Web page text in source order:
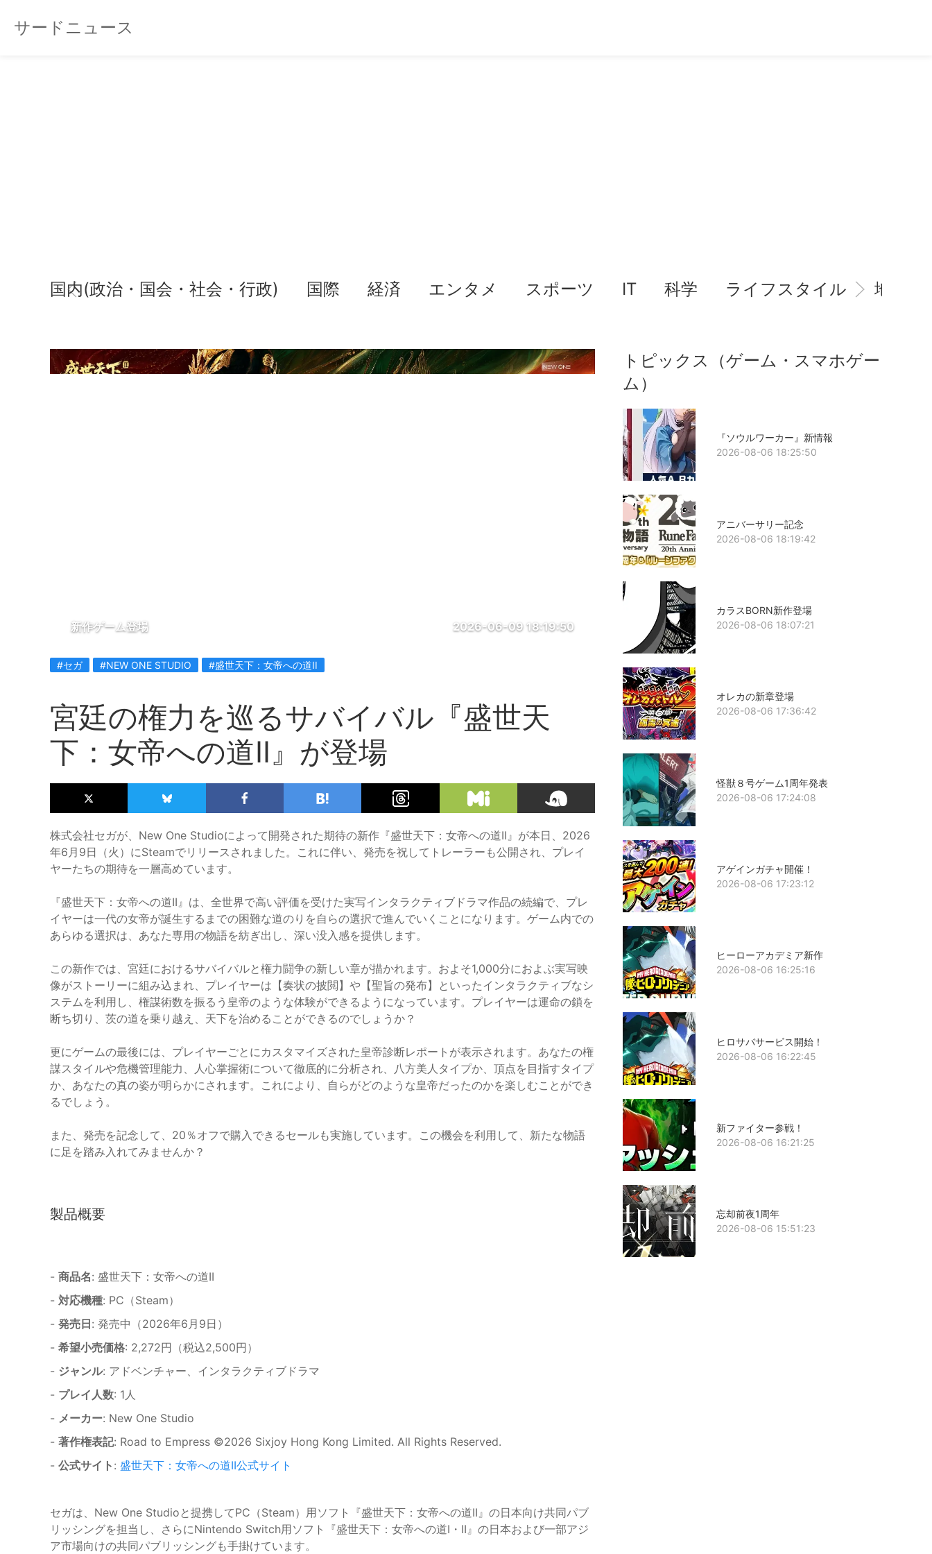
サードニュース
国内(政治・国会・社会・行政) 国際 経済 エンタメ スポーツ IT 科学 ライフスタイル 地域情
新作ゲーム登場 2026-06-09 18:19:50
#セガ #NEW ONE STUDIO #盛世天下：女帝への道II
宮廷の権力を巡るサバイバル『盛世天
下：女帝への道II』が登場
株式会社セガが、New One Studioによって開発された期待の新作『盛世天下：女帝への道II』が本日、2026
年6月9日（火）にSteamでリリースされました。これに伴い、発売を祝してトレーラーも公開され、プレイ
ヤーたちの期待を一層高めています。
『盛世天下：女帝への道II』は、全世界で高い評価を受けた実写インタラクティブドラマ作品の続編で、プレ
イヤーは一代の女帝が誕生するまでの困難な道のりを自らの選択で進んでいくことになります。ゲーム内での
あらゆる選択は、あなた専用の物語を紡ぎ出し、深い没入感を提供します。
この新作では、宮廷におけるサバイバルと権力闘争の新しい章が描かれます。およそ1,000分におよぶ実写映
像がストーリーに組み込まれ、プレイヤーは【奏状の披閲】や【聖旨の発布】といったインタラクティブなシ
ステムを利用し、権謀術数を振るう皇帝のような体験ができるようになっています。プレイヤーは運命の鎖を
断ち切り、茨の道を乗り越え、天下を治めることができるのでしょうか？
更にゲームの最後には、プレイヤーごとにカスタマイズされた皇帝診断レポートが表示されます。あなたの権
謀スタイルや危機管理能力、人心掌握術について徹底的に分析され、八方美人タイプか、頂点を目指すタイプ
か、あなたの真の姿が明らかにされます。これにより、自らがどのような皇帝だったのかを楽しむことができ
るでしょう。
また、発売を記念して、20％オフで購入できるセールも実施しています。この機会を利用して、新たな物語
に足を踏み入れてみませんか？
製品概要
- 商品名: 盛世天下：女帝への道II
- 対応機種: PC（Steam）
- 発売日 : 発売中（2026年6月9日）
- 希望小売価格: 2,272円（税込2,500円）
- ジャンル: アドベンチャー、インタラクティブドラマ
- プレイ人数: 1人
- メーカー: New One Studio
- 著作権表記: Road to Empress ©2026 Sixjoy Hong Kong Limited. All Rights Reserved.
- 公式サイト : 盛世天下：女帝への道II公式サイト
セガは、New One Studioと提携してPC（Steam）用ソフト『盛世天下：女帝への道II』の日本向け共同パブ
リッシングを担当し、さらにNintendo Switch用ソフト『盛世天下：女帝への道I・II』の日本および一部アジ
ア市場向けの共同パブリッシングも手掛けています。
トピックス（ゲーム・スマホゲー
ム）
『ソウルワーカー』新情報
2026-08-06 18:25:50
アニバーサリー記念
2026-08-06 18:19:42
カラスBORN新作登場
2026-08-06 18:07:21
オレカの新章登場
2026-08-06 17:36:42
怪獣８号ゲーム1周年発表
2026-08-06 17:24:08
アゲインガチャ開催！
2026-08-06 17:23:12
ヒーローアカデミア新作
2026-08-06 16:25:16
ヒロサバサービス開始！
2026-08-06 16:22:45
新ファイター参戦！
2026-08-06 16:21:25
忘却前夜1周年
2026-08-06 15:51:23